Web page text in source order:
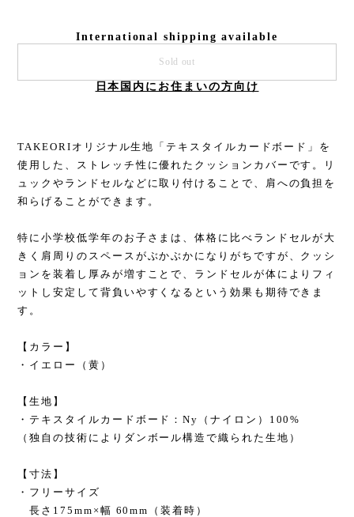
International shipping available
Sold out
日本国内にお住まいの方向け
TAKEORIオリジナル生地「テキスタイルカードボード」を
使⽤した、ストレッチ性に優れたクッションカバーです。リ
ュックやランドセルなどに取り付けることで、肩への負担を
和らげることができます。
特に小学校低学年のお子さまは、体格に比べランドセルが大
きく肩周りのスペースがぶかぶかになりがちですが、クッシ
ョンを装着し厚みが増すことで、ランドセルが体によりフィ
ットし安定して背負いやすくなるという効果も期待できま
す。
【カラー】
・イエロー（黄）
【生地】
・テキスタイルカードボード：Ny（ナイロン）100%
（独自の技術によりダンボール構造で織られた生地）
【寸法】
・フリーサイズ
長さ175mm×幅 60mm（装着時）